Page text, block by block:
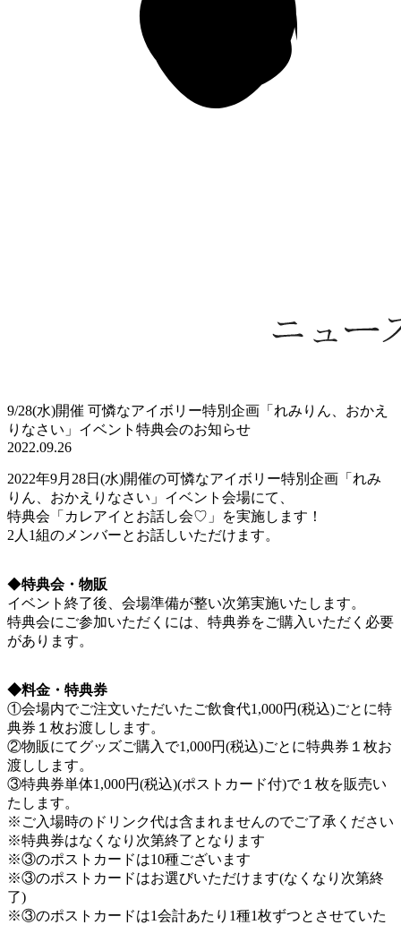
9/28(水)開催 可憐なアイボリー特別企画「れみりん、おかえ
りなさい」イベント特典会のお知らせ
2022.09.26
2022年9月28日(水)開催の可憐なアイボリー特別企画「れみ
りん、おかえりなさい」イベント会場にて、
特典会「カレアイとお話し会♡」を実施します！
2人1組のメンバーとお話しいただけます。
◆特典会・物販
イベント終了後、会場準備が整い次第実施いたします。
特典会にご参加いただくには、特典券をご購入いただく必要
があります。
◆料金・特典券
①会場内でご注文いただいたご飲食代1,000円(税込)ごとに特
典券１枚お渡しします。
②物販にてグッズご購入で1,000円(税込)ごとに特典券１枚お
渡しします。
③特典券単体1,000円(税込)(ポストカード付)で１枚を販売い
たします。
※ご入場時のドリンク代は含まれませんのでご了承ください
※特典券はなくなり次第終了となります
※③のポストカードは10種ございます
※③のポストカードはお選びいただけます(なくなり次第終
了)
※③のポストカードは1会計あたり1種1枚ずつとさせていた